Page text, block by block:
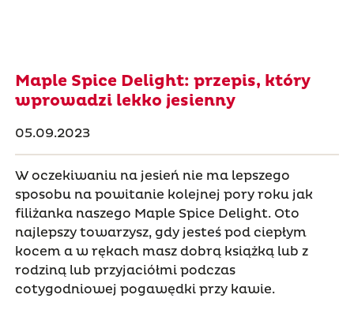
Maple Spice Delight: przepis, który
wprowadzi lekko jesienny
05.09.2023
W oczekiwaniu na jesień nie ma lepszego
sposobu na powitanie kolejnej pory roku jak
filiżanka naszego Maple Spice Delight. Oto
najlepszy towarzysz, gdy jesteś pod ciepłym
kocem a w rękach masz dobrą książką lub z
rodziną lub przyjaciółmi podczas
cotygodniowej pogawędki przy kawie.